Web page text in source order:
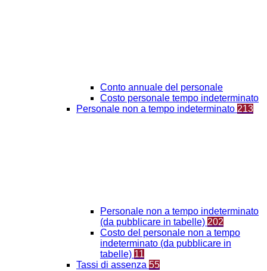
Conto annuale del personale
Costo personale tempo indeterminato
Personale non a tempo indeterminato 213
Personale non a tempo indeterminato
(da pubblicare in tabelle) 202
Costo del personale non a tempo
indeterminato (da pubblicare in
tabelle) 11
Tassi di assenza 55